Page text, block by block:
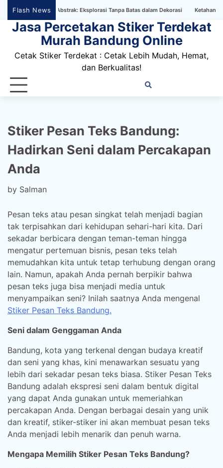
Skip
content
Flash News
Bertema Abstrak: Eksplorasi Tanpa Batas dalam Dekorasi Ketahanan Stiker
Jasa Percetakan Stiker Terdekat
Murah Bandung Online
Cetak Stiker Terdekat : Cetak Lebih Mudah, Hemat,
dan Berkualitas!
Stiker Pesan Teks Bandung:
Hadirkan Seni dalam Percakapan
Anda
by Salman
Pesan teks atau pesan singkat telah menjadi bagian
tak terpisahkan dari kehidupan sehari-hari kita. Dari
sekadar berbicara dengan teman-teman hingga
mengatur pertemuan bisnis, pesan teks telah
memudahkan kita untuk tetap terhubung dengan orang
lain. Namun, apakah Anda pernah berpikir bahwa
pesan teks juga bisa menjadi media untuk
menyampaikan seni? Inilah saatnya Anda mengenal
Stiker Pesan Teks Bandung.
Seni dalam Genggaman Anda
Bandung, kota yang terkenal dengan budaya kreatif
dan seni yang khas, kini menawarkan sesuatu yang
lebih dari sekadar pesan teks biasa. Stiker Pesan Teks
Bandung adalah ekspresi seni dalam bentuk digital
yang dapat Anda gunakan untuk memeriahkan
percakapan Anda. Dengan berbagai desain yang unik
dan kreatif, stiker-stiker ini akan membuat pesan teks
Anda menjadi lebih menarik dan penuh warna.
Mengapa Memilih Stiker Pesan Teks Bandung?